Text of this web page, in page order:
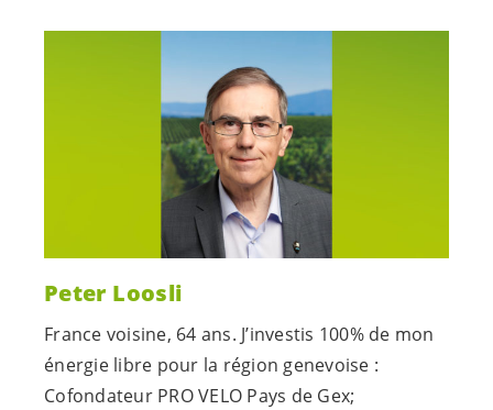
Peter Loosli
France voisine, 64 ans. J’investis 100% de mon
énergie libre pour la région genevoise :
Cofondateur PRO VELO Pays de Gex;